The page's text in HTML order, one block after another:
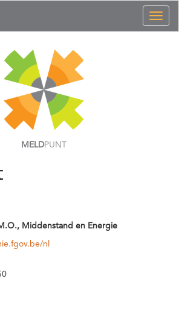
MELDPUNT
Middenstand en Energie
nl